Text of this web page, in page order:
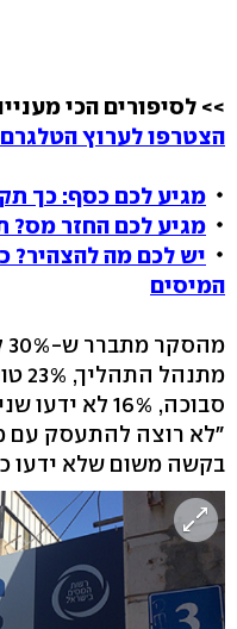
>> לסיפורים הכי
הצטרפו לערוץ
מגיע לכם כסף: כך
מגיע לכם החזר מס?
יש לכם מה להצהיר?
המיסים
סבוכה, 16%
בקשה משום שלא ידעו